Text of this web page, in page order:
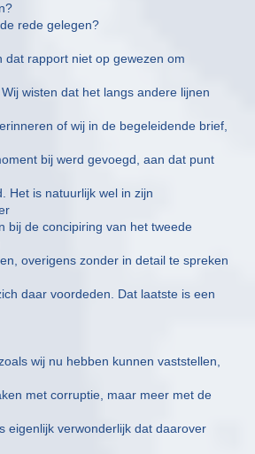
rede gelegen?
dat rapport niet op gewezen om
wisten dat het langs andere lijnen
of wij in de begeleidende brief,
bij werd gevoegd, aan dat punt
Het is natuurlijk wel in zijn
bij de concipiring van het tweede
overigens zonder in detail te spreken
daar voordeden. Dat laatste is een
wij nu hebben kunnen vaststellen,
met corruptie, maar meer met de
eigenlijk verwonderlijk dat daarover